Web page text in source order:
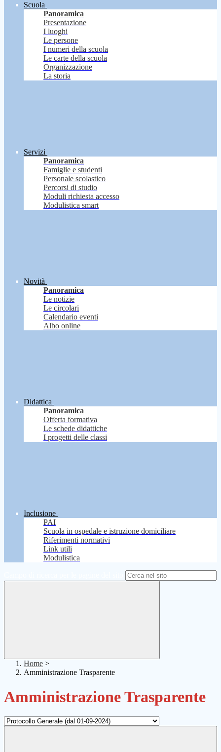
Scuola
Panoramica
Presentazione
I luoghi
Le persone
I numeri della scuola
Le carte della scuola
Organizzazione
La storia
Servizi
Panoramica
Famiglie e studenti
Personale scolastico
Percorsi di studio
Moduli richiesta accesso
Modulistica smart
Novità
Panoramica
Le notizie
Le circolari
Calendario eventi
Albo online
Didattica
Panoramica
Offerta formativa
Le schede didattiche
I progetti delle classi
Inclusione
PAI
Scuola in ospedale e istruzione domiciliare
Riferimenti normativi
Link utili
Modulistica
Home >
Amministrazione Trasparente
Amministrazione Trasparente